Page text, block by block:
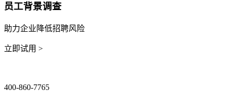
员工背景调查
助力企业降低招聘风险
立即试用 >
400-860-7765